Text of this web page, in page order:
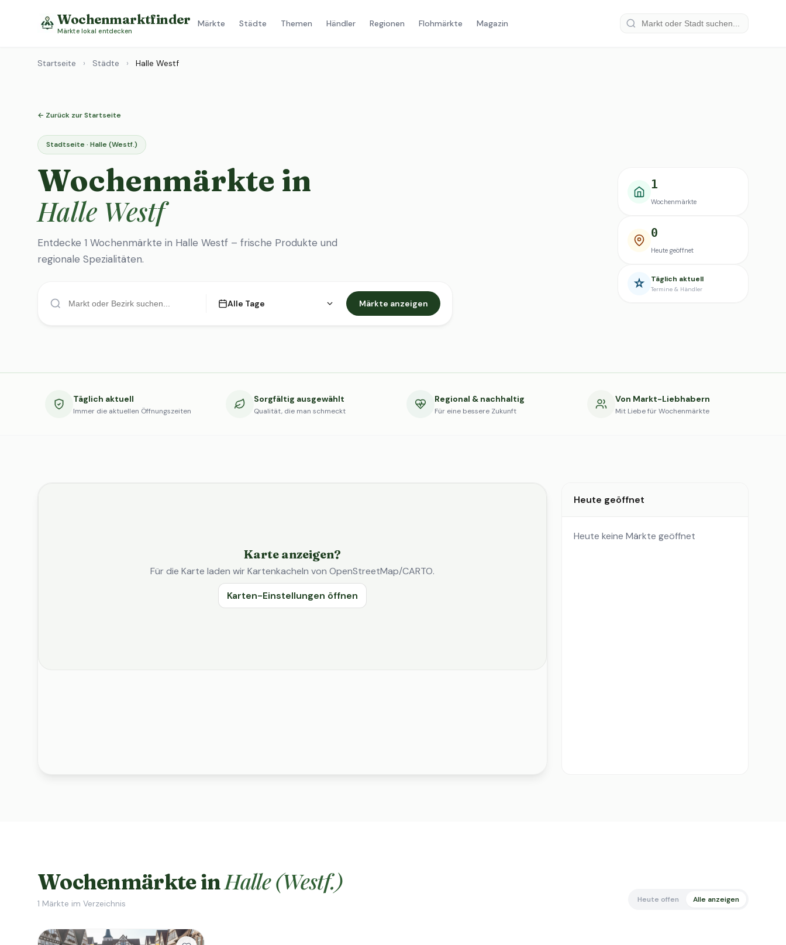
Wochenmarktfinder
Märkte lokal entdecken
Märkte Städte Themen Händler Regionen Flohmärkte Magazin
Startseite › Städte › Halle Westf
← Zurück zur Startseite
Stadtseite · Halle (Westf.)
Wochenmärkte in
Halle Westf
Entdecke 1 Wochenmärkte in Halle Westf – frische Produkte und
regionale Spezialitäten.
Alle Tage Märkte anzeigen
1
Wochenmärkte
0
Heute geöffnet
Täglich aktuell
Termine & Händler
Täglich aktuell
Immer die aktuellen Öffnungszeiten
Sorgfältig ausgewählt
Qualität, die man schmeckt
Regional & nachhaltig
Für eine bessere Zukunft
Von Markt-Liebhabern
Mit Liebe für Wochenmärkte
Karte anzeigen?
Für die Karte laden wir Kartenkacheln von OpenStreetMap/CARTO.
Karten-Einstellungen öffnen
Heute geöffnet
Heute keine Märkte geöffnet
Wochenmärkte inHalle (Westf.)
1 Märkte im Verzeichnis Heute offen Alle anzeigen